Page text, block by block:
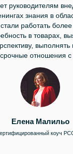
руководителям
знания в
работать более
в товарах,
отношения с
Елена Малильо
коуч